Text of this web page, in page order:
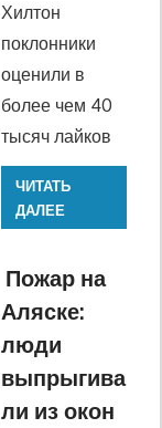
Хилтон
поклонники
оценили в
более чем 40
тысяч лайков
ЧИТАТЬ
ДАЛЕЕ
Пожар на
Аляске:
люди
выпрыгива
ли из окон